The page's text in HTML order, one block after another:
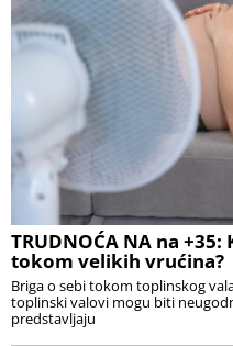
TRUDNOĆA NA na
tokom velikih vrućina?
Briga o sebi tokom toplinskog
toplinski valovi mogu biti
predstavljaju